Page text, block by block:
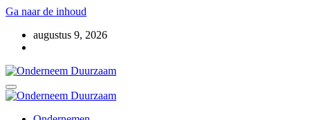
Ga naar de inhoud
augustus 9, 2026
Onderneem Duurzaam
Voor ondernemers met oog voor morgen